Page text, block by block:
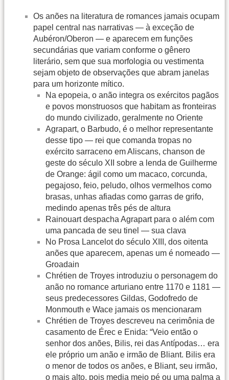
Os anões na literatura de romances jamais ocupam
papel central nas narrativas — à exceção de
Aubéron/Oberon — e aparecem em funções
secundárias que variam conforme o gênero
literário, sem que sua morfologia ou vestimenta
sejam objeto de observações que abram janelas
para um horizonte mítico.
Na epopeia, o anão integra os exércitos pagãos
e povos monstruosos que habitam as fronteiras
do mundo civilizado, geralmente no Oriente
Agrapart, o Barbudo, é o melhor representante
desse tipo — rei que comanda tropas no
exército sarraceno em Aliscans, chanson de
geste do século XII sobre a lenda de Guilherme
de Orange: ágil como um macaco, corcunda,
pegajoso, feio, peludo, olhos vermelhos como
brasas, unhas afiadas como garras de grifo,
medindo apenas três pés de altura
Rainouart despacha Agrapart para o além com
uma pancada de seu tinel — sua clava
No Prosa Lancelot do século XIII, dos oitenta
anões que aparecem, apenas um é nomeado —
Groadain
Chrétien de Troyes introduziu o personagem do
anão no romance arturiano entre 1170 e 1181 —
seus predecessores Gildas, Godofredo de
Monmouth e Wace jamais os mencionaram
Chrétien de Troyes descreveu na cerimônia de
casamento de Érec e Enida: “Veio então o
senhor dos anões, Bilis, rei das Antípodas… era
ele próprio um anão e irmão de Bliant. Bilis era
o menor de todos os anões, e Bliant, seu irmão,
o mais alto, pois media meio pé ou uma palma a